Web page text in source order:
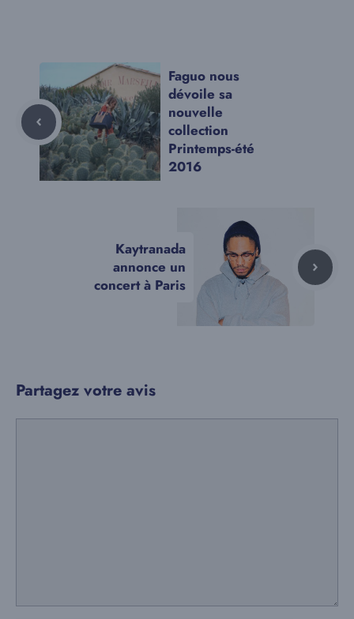
Faguo nous
dévoile sa
nouvelle
collection
Printemps-été
2016
Kaytranada
annonce un
concert à Paris
Partagez votre avis